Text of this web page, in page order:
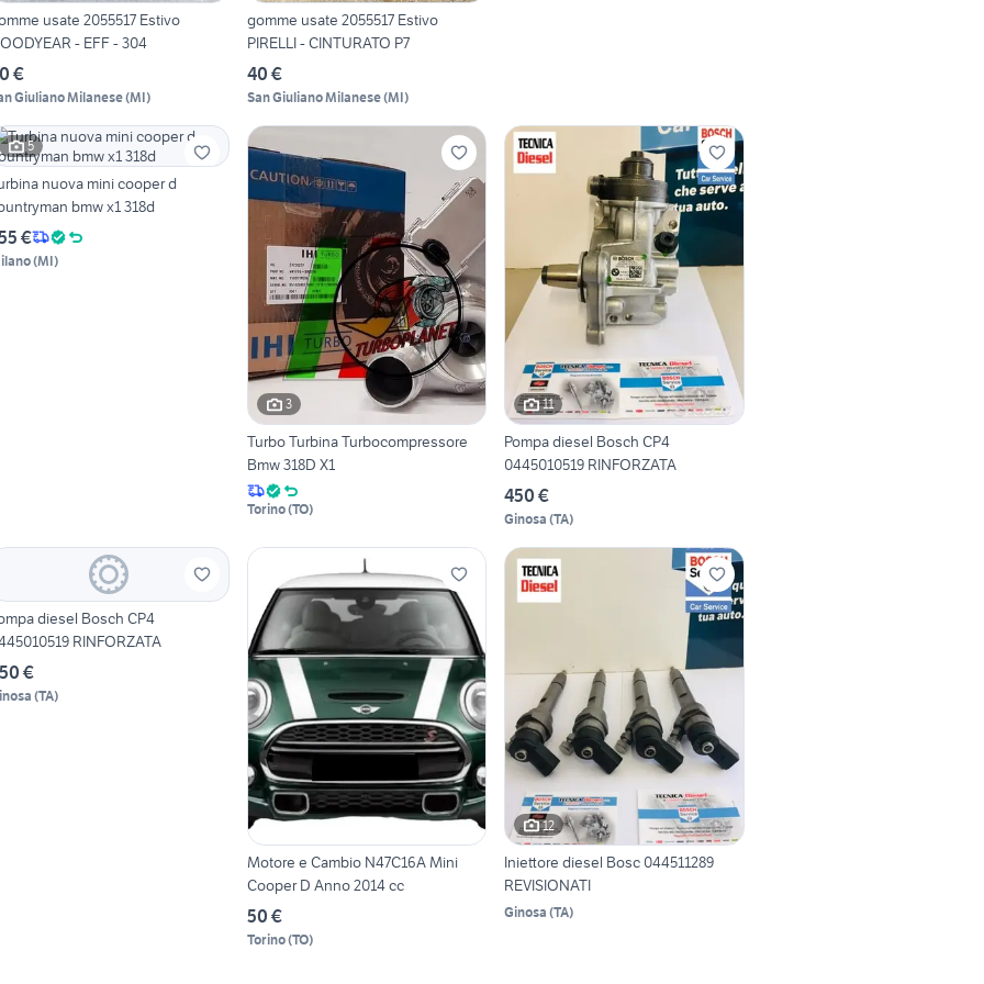
usate 2055517 Estivo
- EFF - 304
€
Giuliano Milanese(MI)
gomme usate 2055517 Estivo
PIRELLI - CINTURATO P7
40 €
San Giuliano Milanese(MI)
5
nuova mini cooper d
bmw x1 318d
€
(MI)
3
Turbo Turbina Turbocompressore
Bmw 318D X1
Torino(TO)
11
Pompa diesel Bosch CP4
0445010519 RINFORZATA
450 €
Ginosa (TA)
diesel Bosch CP4
RINFORZATA
€
(TA)
Motore e Cambio N47C16A Mini
Cooper D Anno 2014 cc
50 €
Torino(TO)
12
Iniettore diesel Bosc 044511289
REVISIONATI
Ginosa (TA)